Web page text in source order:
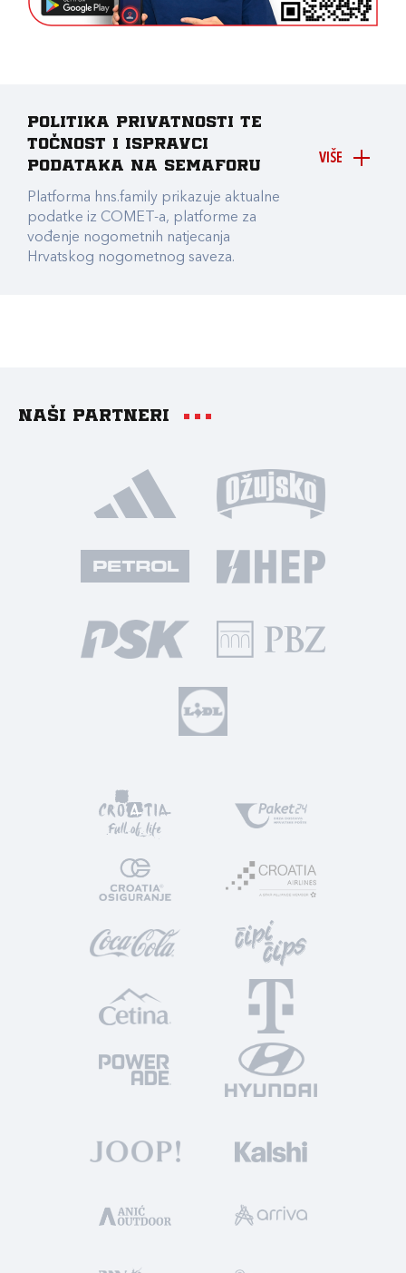
VIŠE
Politika privatnosti te
točnost i ispravci
podataka na Semaforu
Platforma hns.family prikazuje aktualne
podatke iz COMET-a, platforme za
vođenje nogometnih natjecanja
Hrvatskog nogometnog saveza.
Naši partneri